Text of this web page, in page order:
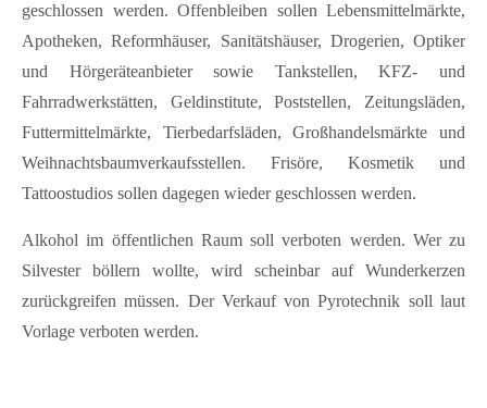
geschlossen werden. Offenbleiben sollen Lebensmittelmärkte,
Apotheken, Reformhäuser, Sanitätshäuser, Drogerien, Optiker
und Hörgeräteanbieter sowie Tankstellen, KFZ- und
Fahrradwerkstätten, Geldinstitute, Poststellen, Zeitungsläden,
Futtermittelmärkte, Tierbedarfsläden, Großhandelsmärkte und
Weihnachtsbaumverkaufsstellen. Frisöre, Kosmetik und
Tattoostudios sollen dagegen wieder geschlossen werden.
Alkohol im öffentlichen Raum soll verboten werden. Wer zu
Silvester böllern wollte, wird scheinbar auf Wunderkerzen
zurückgreifen müssen. Der Verkauf von Pyrotechnik soll laut
Vorlage verboten werden.